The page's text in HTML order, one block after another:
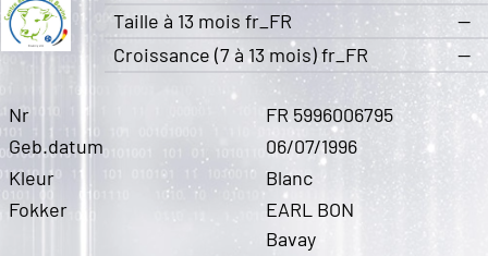
Taille à 13 mois fr_FR
—
Croissance (7 à 13 mois) fr_FR
—
Nr
FR 5996006795
Geb.datum
06/07/1996
Kleur
Blanc
Fokker
EARL BON
Bavay